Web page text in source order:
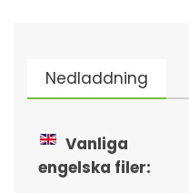
Nedladdning
Vanliga
engelska filer: